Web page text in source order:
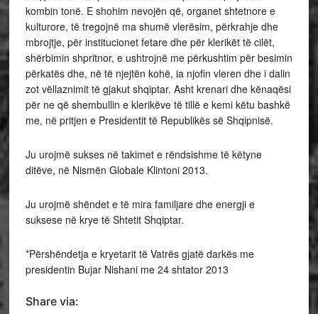
kombin tonë. E shohim nevojën që, organet shtetnore e
kulturore, të tregojnë ma shumë vlerësim, përkrahje dhe
mbrojtje, për institucionet fetare dhe për klerikët të cilët,
shërbimin shpritnor, e ushtrojnë me përkushtim për besimin
përkatës dhe, në të njejtën kohë, ia njofin vleren dhe i dalin
zot vëllaznimit të gjakut shqiptar. Asht krenari dhe kënaqësi
për ne që shembullin e klerikëve të tillë e kemi këtu bashkë
me, në pritjen e Presidentit të Republikës së Shqipnisë.
Ju urojmë sukses në takimet e rëndsishme të këtyne
ditëve, në Nismën Globale Klintoni 2013.
Ju urojmë shëndet e të mira familjare dhe energji e
suksese në krye të Shtetit Shqiptar.
*Përshëndetja e kryetarit të Vatrës gjatë darkës me
presidentin Bujar Nishani me 24 shtator 2013
Share via: